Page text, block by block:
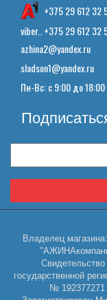
+375 29 612 32
viber.. +375 29 612 32
azhina2@yandex.ru
sladson1@yandex.ru
Пн-Вс: с 9:00 до 18:00
Владелец
Свидетельство
государственной
№ 192377271